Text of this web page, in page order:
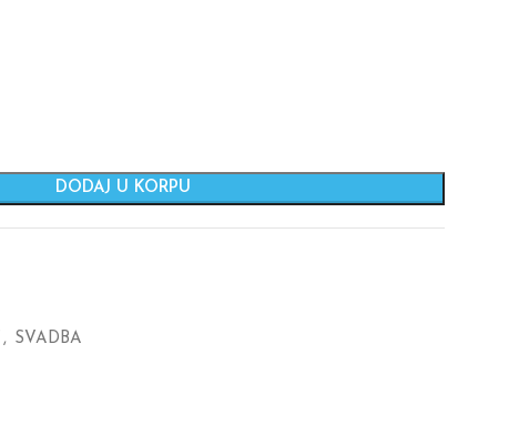
DODAJ U KORPU
, SVADBA